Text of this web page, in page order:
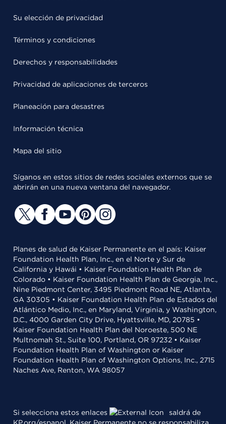
Su elección de privacidad
Términos y condiciones
Derechos y responsabilidades
Privacidad de aplicaciones de terceros
Planeación para desastres
Información técnica
Mapa del sitio
Síganos en estos sitios de redes sociales externos que se
abrirán en una nueva ventana del navegador.
Planes de salud de Kaiser Permanente en el país: Kaiser
Foundation Health Plan, Inc., en el Norte y Sur de
California y Hawái • Kaiser Foundation Health Plan de
Colorado • Kaiser Foundation Health Plan de Georgia, Inc.,
Nine Piedmont Center, 3495 Piedmont Road NE, Atlanta,
GA 30305 • Kaiser Foundation Health Plan de Estados del
Atlántico Medio, Inc., en Maryland, Virginia, y Washington,
D.C., 4000 Garden City Drive, Hyattsville, MD, 20785 •
Kaiser Foundation Health Plan del Noroeste, 500 NE
Multnomah St., Suite 100, Portland, OR 97232 • Kaiser
Foundation Health Plan of Washington or Kaiser
Foundation Health Plan of Washington Options, Inc., 2715
Naches Ave, Renton, WA 98057
Si selecciona estos enlaces
saldrá de